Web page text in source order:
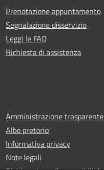
Prenotazione appuntamento
Segnalazione disservizio
Leggi le FAQ
Richiesta di assistenza
Amministrazione trasparente
Albo pretorio
Informativa privacy
Note legali